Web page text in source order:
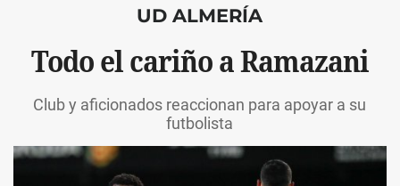
UD ALMERÍA
Todo el cariño a Ramazani
Club y aficionados reaccionan para apoyar a su
futbolista